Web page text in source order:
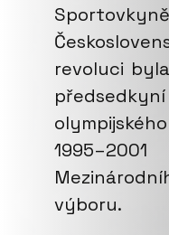
revoluci
výboru.